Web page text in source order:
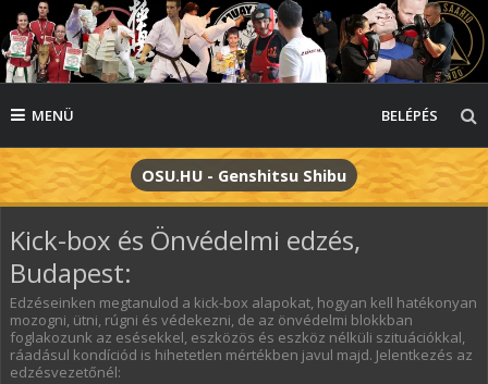
MENÜ BELÉPÉS
OSU.HU - Genshitsu Shibu
Kick-box és Önvédelmi edzés,
Budapest:
Edzéseinken megtanulod a kick-box alapokat, hogyan kell hatékonyan
mozogni, ütni, rúgni és védekezni, de az önvédelmi blokkban
foglakozunk az esésekkel, eszközös és eszköz nélküli szituációkkal,
ráadásul kondíciód is hihetetlen mértékben javul majd. Jelentkezés az
edzésvezetőnél: